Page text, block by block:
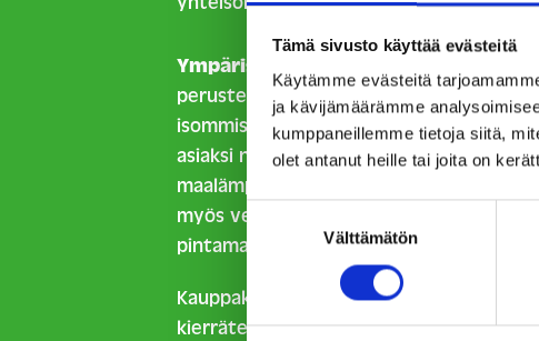
Tämä sivusto käyttää evästeitä
Käytämme evästeitä
ja kävijämäärämme
kumppaneillemme tietoja siitä,
olet antanut heille tai joita on
Suostumuksen
valinta
Välttämätön
Ympäristösertifikaatin perusteet.
perusteet saada tämä korkeimman
isommista syistä oli kiinteistön
asiaksi nousi kauppakeskuksen
maalämpöjärjestelmä. Sertifikaatin
myös vettä säästävien vaihtoehtojen
pintamateriaalit.
Kauppakeskuksen rakentamisessa
kierrätettyjä materiaaleja ja